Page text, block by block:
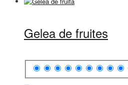
Gelea de fruites